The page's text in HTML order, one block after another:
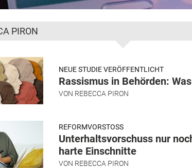
PIRON
NEUE STUDIE VERÖFFENTLICHT
Rassismus in Behörden:
VON REBECCA PIRON
REFORMVORSTOSS
Unterhaltsvorschuss nur
harte Einschnitte
VON REBECCA PIRON